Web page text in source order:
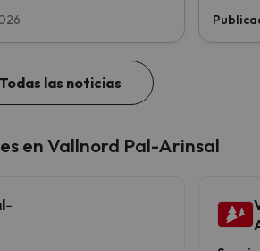
a alcanzar la cima!
Todas las noticias
en Vallnord Pal-Arinsal